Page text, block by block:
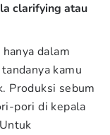
clarifying atau
dalam
kamu
Produksi sebum
pori di kepala